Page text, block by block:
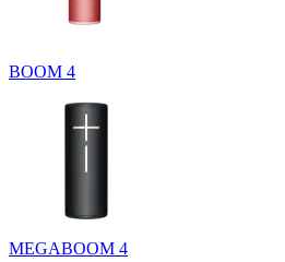
BOOM 4
MEGABOOM 4